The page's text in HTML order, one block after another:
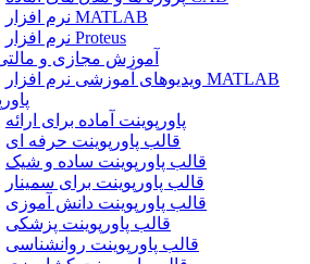
نرم افزار MATLAB
نرم افزار Proteus
آموزش مجازی و
ویدیوهای آموزشی نرم افزار MATLAB
پاورپوینت آماده برای ارائه
قالب پاورپوینت حرفه ای
قالب پاورپوینت ساده و شیک
قالب پاورپوینت برای سمینار
قالب پاورپوینت دانش آموزی
قالب پاورپوینت پزشکی
قالب پاورپوینت روانشناسی